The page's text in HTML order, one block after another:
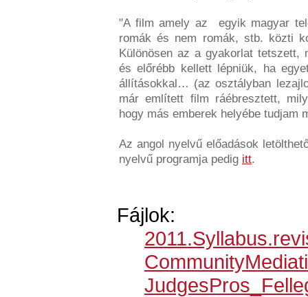
"A film amely az egyik magyar
romák és nem romák, stb. közti
Különösen az a gyakorlat tetszett,
és előrébb kellett lépniük, ha
állításokkal… (az osztályban
már említett film ráébresztett,
hogy más emberek helyébe tudjam
Az angol nyelvű előadások
nyelvű programja pedig itt.
Fájlok: